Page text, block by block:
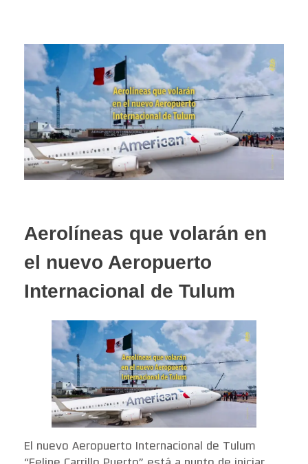
Aerolíneas que volarán en
el nuevo Aeropuerto
Internacional de Tulum
El nuevo Aeropuerto Internacional de Tulum